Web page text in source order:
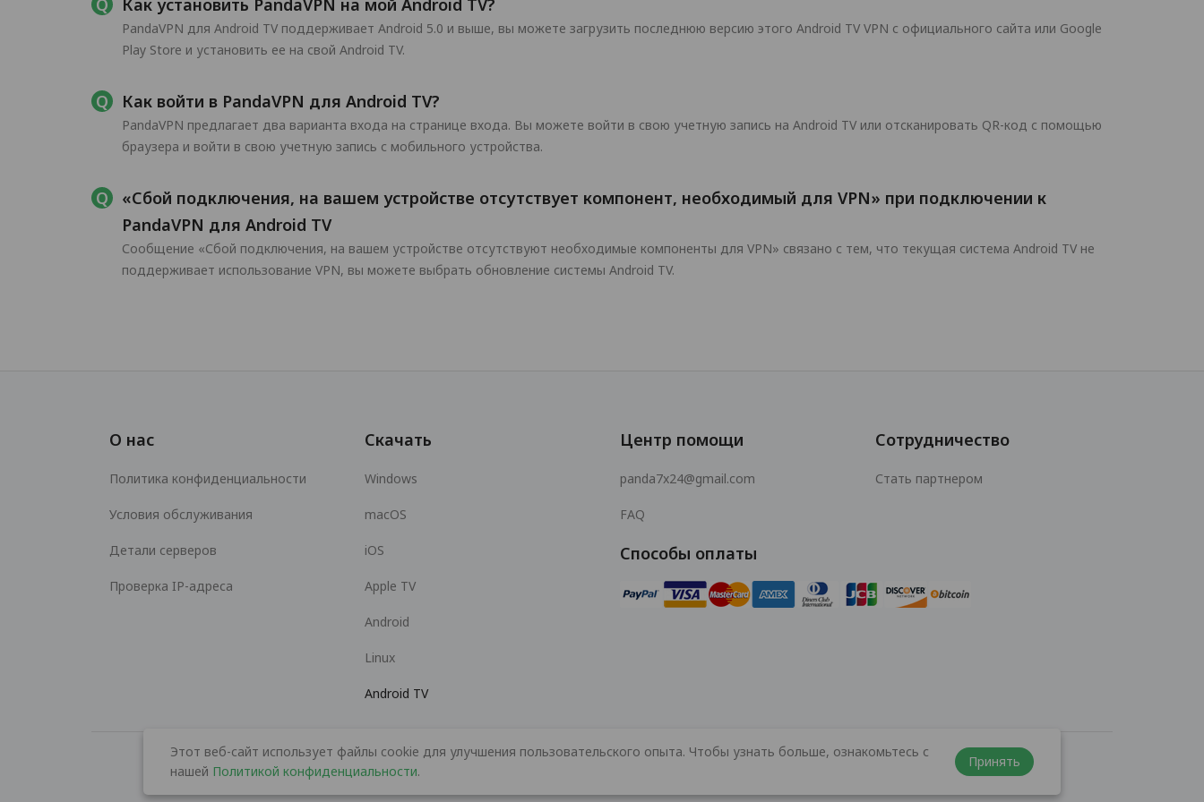
Как установить PandaVPN на мой Android TV?
PandaVPN для Android TV поддерживает Android 5.0 и выше, вы можете загрузить последнюю версию этого Android TV VPN с официального сайта или Google
Play Store и установить ее на свой Android TV.
Как войти в PandaVPN для Android TV?
PandaVPN предлагает два варианта входа на странице входа. Вы можете войти в свою учетную запись на Android TV или отсканировать QR-код с помощью
браузера и войти в свою учетную запись с мобильного устройства.
«Сбой подключения, на вашем устройстве отсутствует компонент, необходимый для VPN» при подключении к
PandaVPN для Android TV
Сообщение «Сбой подключения, на вашем устройстве отсутствуют необходимые компоненты для VPN» связано с тем, что текущая система Android TV не
поддерживает использование VPN, вы можете выбрать обновление системы Android TV.
О нас
Политика конфиденциальности
Условия обслуживания
Детали серверов
Проверка IP-адреса
Скачать
Windows
macOS
iOS
Apple TV
Android
Linux
Android TV
Центр помощи
panda7x24@gmail.com
FAQ
Сотрудничество
Стать партнером
Способы оплаты
Этот веб-сайт использует файлы cookie для улучшения пользовательского опыта. Чтобы узнать больше, ознакомьтесь с
нашей Политикой конфиденциальности.
Принять